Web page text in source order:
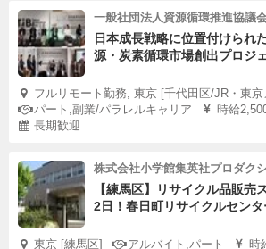
一般社団法人資源循環推進協議
日本成長戦略に位置付けられ
源・炭素循環市場創出プロジ
フルリモート勤務, 東京 [千代田区/JR・東
パート,副業/パラレルキャリア
時給
長期歓迎
株式会社小学館集英社プロダク
【練馬区】リサイクル品販売
2日！春日町リサイクルセンタ
東京 [練馬区] アルバイト,パート 時